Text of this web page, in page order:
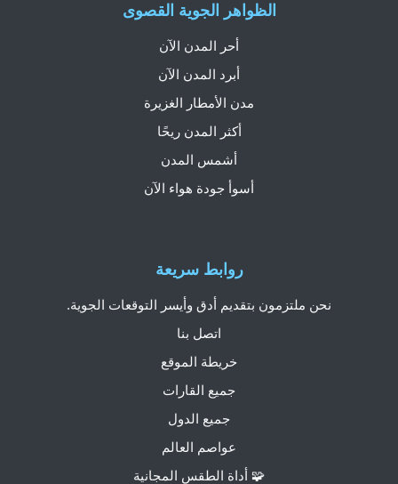
روابط سريعة
نحن ملتزمون بتقديم أدق وأيسر التوقعات الجوية.
اتصل بنا
خريطة الموقع
جميع القارات
جميع الدول
عواصم العالم
🧩 أداة الطقس المجانية
الظواهر الجوية القصوى
أحر المدن الآن
أبرد المدن الآن
مدن الأمطار الغزيرة
أكثر المدن ريحًا
أشمس المدن
أسوأ جودة هواء الآن